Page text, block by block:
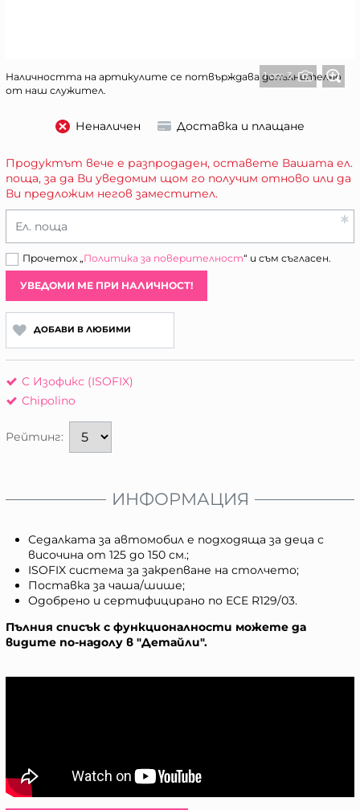
1 от 3
Наличността на артикулите се потвърждава допълнително
от наш служител.
Неналичен Доставка и плащане
Продуктът вече е разпродаден, оставете Вашата ел.
поща, за да Ви уведомим щом го получим отново или да
Ви предложим негов заместител.
Ел. поща
Прочетох „Политика за поверителност“ и съм съгласен.
УВЕДОМИ МЕ ПРИ НАЛИЧНОСТ!
ДОБАВИ В ЛЮБИМИ
С Изофикс (ISOFIX)
Chipolino
Рейтинг:
ИНФОРМАЦИЯ
Седалката за автомобил е подходяща за деца с
височина от 125 до 150 см.;
ISOFIX система за закрепване на столчето;
Поставка за чаша/шише;
Одобрено и сертифицирано по ECE R129/03.
Пълния списък с функционалности можете да
видите по-надолу в "Детайли".